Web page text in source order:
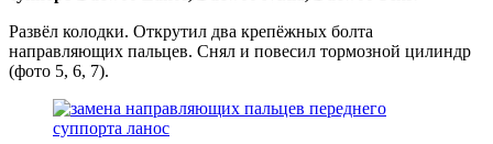
Развёл колодки. Открутил два крепёжных болта
направляющих пальцев. Снял и повесил тормозной цилиндр
(фото 5, 6, 7).